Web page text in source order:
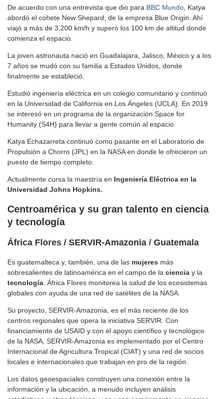
De acuerdo con una entrevista que dio para BBC Mundo , Katya
abordó el cohete New Shepard, de la empresa Blue Origin. Ahí
viajó a más de 3,200 km/h y superó los 100 km de altitud donde
comienza el espacio.
La joven astronauta nació en Guadalajara, Jalisco, México y a los
7 años se mudó con su familia a Estados Unidos, donde
finalmente se estableció.
Estudió ingeniería eléctrica en un colegio comunitario y continuó
en la Universidad de California en Los Ángeles (UCLA). En 2019
se interesó en un programa de la organización Space for
Humanity (S4H) para llevar a gente común al espacio.
Katya Echazarreta continuó como pasante en el Laboratorio de
Propulsión a Chorro (JPL) en la NASA en donde le ofrecieron un
puesto de tiempo completo.
Actualmente cursa la maestría en Ingeniería Eléctrica en la
Universidad Johns Hopkins.
Centroamérica y su gran talento en ciencia
y tecnología
África Flores / SERVIR-Amazonia / Guatemala
Es guatemalteca y, también, una de las mujeres más
sobresalientes de latinoamérica en el campo de la ciencia y la
tecnología . África Flores monitorea la salud de los ecosistemas
globales con ayuda de una red de satélites de la NASA.
Su proyecto, SERVIR-Amazonia, es el más reciente de los
centros regionales que opera la iniciativa SERVIR. Con
financiamiento de USAID y con el apoyo científico y tecnológico
de la NASA, SERVIR-Amazonia es implementado por el Centro
Internacional de Agricultura Tropical (CIAT) y una red de socios
locales e internacionales que trabajan en pro de la región.
Los datos geoespaciales construyen una conexión entre la
información y la ubicación, a menudo incluyen análisis